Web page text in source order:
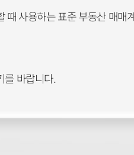
때 사용하는 표준 부동산 매매
를 바랍니다.